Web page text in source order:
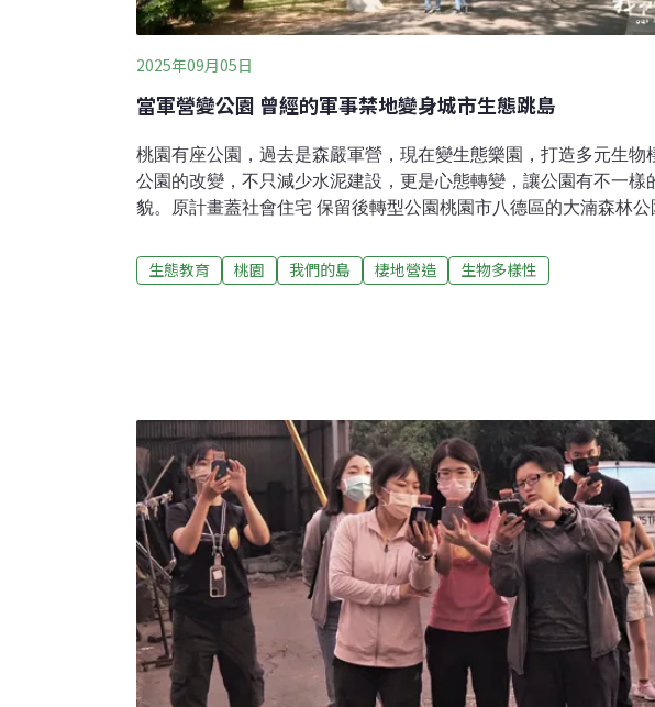
2025年09月05日
當軍營變公園 曾經的軍事禁地變身城市生態跳島
桃園有座公園，過去是森嚴軍營，現在變生態樂園，打造多元生物
公園的改變，不只減少水泥建設，更是心態轉變，讓公園有不一樣
貌。原計畫蓋社會住宅 保留後轉型公園桃園市八德區的大湳森林公
畫興建社會住宅，但是土地綠意盎然，加上有珍貴保育物種黃鸝，
體展開搶救行動。搶救下來的軍營轉型為公園，減少建設，盡量利
一片濕地空間，復育瀕危的濕地植物。大湳森林公園在人類與萬物
思考下，展開公園價值的新突破。大湳生態公園記錄到80多種鳥類
一角，五色鳥築巢繁殖，當初也
生態教育 桃園 我們的島 棲地營造 生物多樣性